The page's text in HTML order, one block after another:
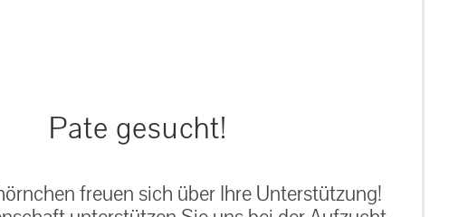
Pate gesucht!
freuen sich über Ihre Unterstützung!